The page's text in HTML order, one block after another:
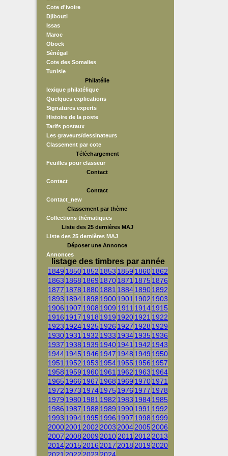
Cote d'ivoire
Djibouti
Issas
Maroc
Obock
Sénégal
Cote des Somalies
Tunisie
Philatélie
lexique philatélique
Quelques explications
Signatures experts
Histoire de la poste
Tarifs postaux
Les graveurs/dessinateurs
Classement par cote
Téléchargement
Feuilles pour classeur
Contact
Contact
Contact
Contact_new
Classement par thème
Collections thématiques
Liste des 25 dernières MAJ
Liste des 25 dernières MAJ
Déposer une Annonce
Annonces
listage des timbres par année
1849 18501852 1853 1859 18601862
1863 1868 1869 18701871 1875 1876
1877 1878 18801881 188418901892
1893 18941898 19001901 1902 1903
1906 1907 1908 1909 1911 19141915
1916 1917 1918 1919 19201921 1922
1923 19241925 1926 1927 1928 1929
19301931 1932 1933 19341935 1936
1937 1938 1939 19401941 1942 1943
19441945 1946 1947 1948 1949 1950
1951 1952 1953 19541955 1956 1957
1958 1959 19601961 1962 1963 1964
1965 1966 1967 1968 1969 19701971
1972 1973 19741975 1976 1977 1978
1979 19801981 1982 1983 19841985
1986 1987 1988 1989 19901991 1992
1993 19941995 1996 1997 1998 1999
20002001 2002 2003 20042005 2006
2007 2008 2009 2010 2011 2012 2013
20142015 2016 2017 2018 2019 2020